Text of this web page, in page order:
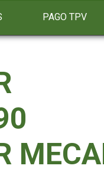
PAGO TPV